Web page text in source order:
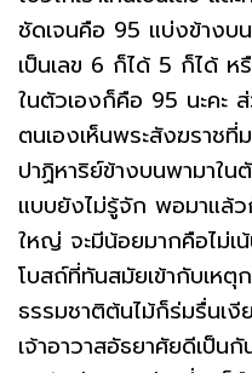
ชัดเจนคือ 95 แบ่งข้างบ
เป็นเลข 6 ก็ได้ 5 ก็ได้ ห
ในตัวเองก็คือ 95 นะคะ
ตนเองเห็นพระสังฆราช
ปาฏิหาริย์ข้างบนพามาใน
แบบยังไม่รู้จัก พอมาแล้ว
ใหญ่ จะมีน้อยมากคือไม่เ
โบสถ์ที่ทันสมัยเข้ากับเห
ธรรมชาติต้นไม้ก็ร่มรื่นเ
เจ้าอาวาสอัธยาศัยดีเป็น